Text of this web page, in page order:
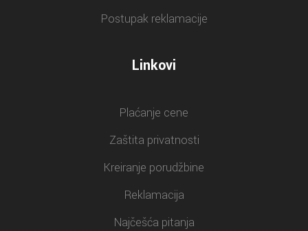
Postupak reklamacije
Linkovi
Plaćanje cene
Zaštita privatnosti
Kreiranje porudžbine
Reklamacija
Najčešća pitanja